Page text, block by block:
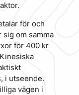
för och
sig om samma
för 400 kr
i utseende.
vägen i